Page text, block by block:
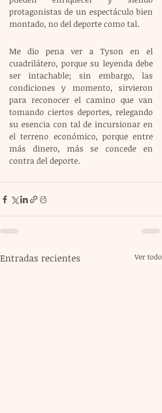
protagonistas de un espectáculo bien
montado, no del deporte como tal.
Me dio pena ver a Tyson en el
cuadrilátero, porque su leyenda debe
ser intachable; sin embargo, las
condiciones y momento, sirvieron
para reconocer el camino que van
tomando ciertos deportes, relegando
su esencia con tal de incursionar en
el terreno económico, porque entre
más dinero, más se concede en
contra del deporte.
Entradas recientes Ver todo